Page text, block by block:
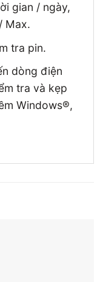
gian / ngày,
Max.
tra pin.
dòng điện
tra và kẹp
Windows®,